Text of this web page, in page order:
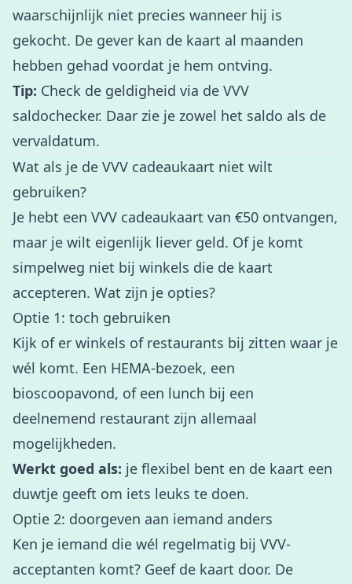
waarschijnlijk niet precies wanneer hij is
gekocht. De gever kan de kaart al maanden
hebben gehad voordat je hem ontving.
Tip: Check de geldigheid via de VVV
saldochecker. Daar zie je zowel het saldo als de
vervaldatum.
Wat als je de VVV cadeaukaart niet wilt
gebruiken?
Je hebt een VVV cadeaukaart van €50 ontvangen,
maar je wilt eigenlijk liever geld. Of je komt
simpelweg niet bij winkels die de kaart
accepteren. Wat zijn je opties?
Optie 1: toch gebruiken
Kijk of er winkels of restaurants bij zitten waar je
wél komt. Een HEMA-bezoek, een
bioscoopavond, of een lunch bij een
deelnemend restaurant zijn allemaal
mogelijkheden.
Werkt goed als: je flexibel bent en de kaart een
duwtje geeft om iets leuks te doen.
Optie 2: doorgeven aan iemand anders
Ken je iemand die wél regelmatig bij VVV-
acceptanten komt? Geef de kaart door. De